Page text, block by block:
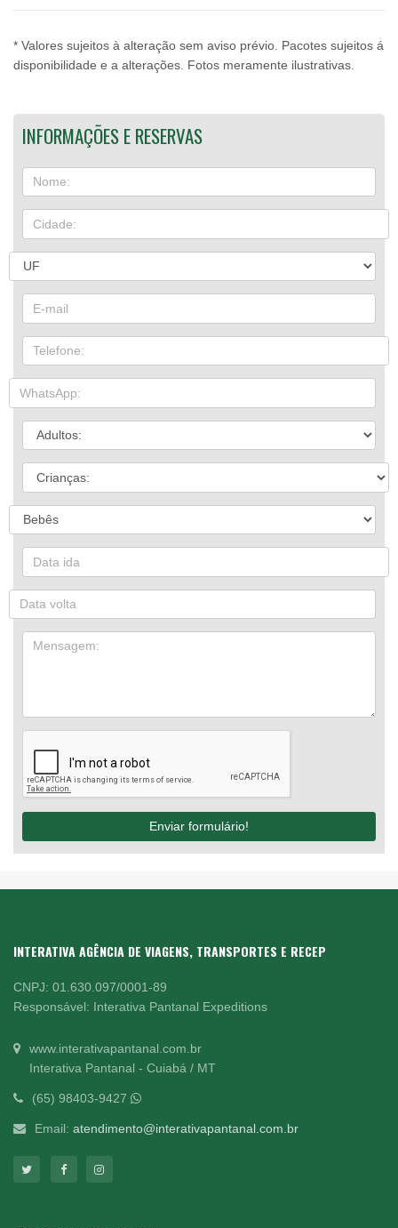
* Valores sujeitos à alteração sem aviso prévio. Pacotes sujeitos á
disponibilidade e a alterações. Fotos meramente ilustrativas.
INFORMAÇÕES E RESERVAS
Enviar formulário!
INTERATIVA AGÊNCIA DE VIAGENS, TRANSPORTES E RECEP
CNPJ: 01.630.097/0001-89
Responsável: Interativa Pantanal Expeditions
www.interativapantanal.com.br
Interativa Pantanal - Cuiabá / MT
(65) 98403-9427
Email: atendimento@interativapantanal.com.br